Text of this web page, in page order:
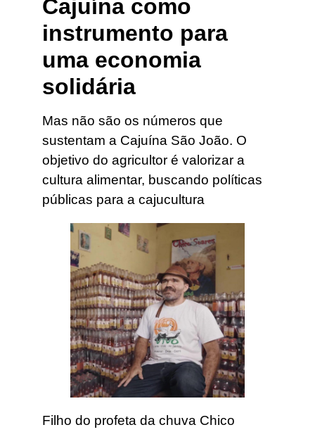
Cajuína como
instrumento para
uma economia
solidária
Mas não são os números que
sustentam a Cajuína São João. O
objetivo do agricultor é valorizar a
cultura alimentar, buscando políticas
públicas para a cajucultura
Filho do profeta da chuva Chico